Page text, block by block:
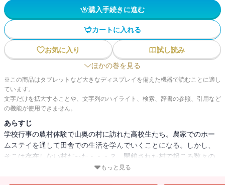
購入手続きに進む
カートに入れる
お気に入り
試し読み
ほかの巻を見る
※この商品はタブレットなど大きなディスプレイを備えた機器で読むことに適し
ています。
文字だけを拡大することや、文字列のハイライト、検索、辞書の参照、引用など
の機能が使用できません。
あらすじ
学校行事の農村体験で山奥の村に訪れた高校生たち。農家でのホー
ムステイを通して田舎での生活を学んでいくことになる。しかし、
そこは存在しない村だった・・・？ 閉鎖された村で起こる数々の
不可解な出来事に戦慄が走る！ 高校生たちの運命は？（著者名：
もっと見る